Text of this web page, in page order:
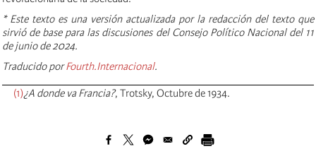
* Este texto es una versión actualizada por la redacción del texto que
sirvió de base para las discusiones del Consejo Político Nacional del 11
de junio de 2024.
Traducido porFourth.Internacional.
(1)¿A donde va Francia?, Trotsky, Octubre de 1934.